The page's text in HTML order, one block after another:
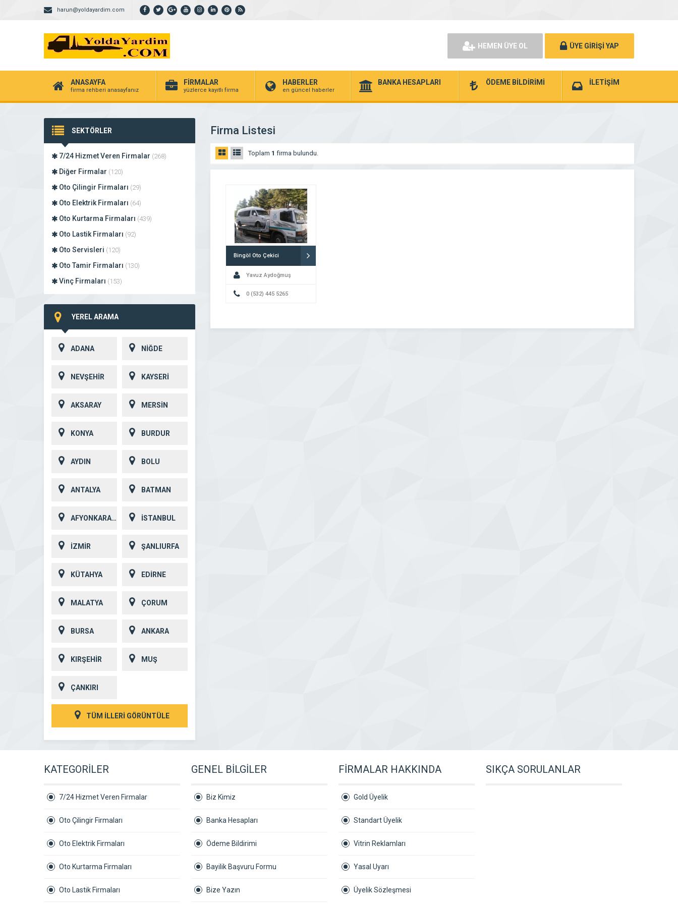
harun@yoldayardim.com
HEMEN ÜYE OL ÜYE GİRİŞİ YAP
ANASAYFA
firma rehberi anasayfanız
FİRMALAR
yüzlerce kayıtlı firma
HABERLER
en güncel haberler
BANKA HESAPLARI ÖDEME BİLDİRİMİ İLETİŞİM
SEKTÖRLER
7/24 Hizmet Veren Firmalar (268)
Diğer Firmalar (120)
Oto Çilingir Firmaları (29)
Oto Elektrik Firmaları (64)
Oto Kurtarma Firmaları (439)
Oto Lastik Firmaları (92)
Oto Servisleri (120)
Oto Tamir Firmaları (130)
Vinç Firmaları (153)
YEREL ARAMA
ADANA NİĞDE
NEVŞEHİR KAYSERİ
AKSARAY MERSİN
KONYA BURDUR
AYDIN BOLU
ANTALYA BATMAN
AFYONKARAHİSAR İSTANBUL
İZMİR ŞANLIURFA
KÜTAHYA EDİRNE
MALATYA ÇORUM
BURSA ANKARA
KIRŞEHİR MUŞ
ÇANKIRI
TÜM İLLERİ GÖRÜNTÜLE
Firma Listesi
Toplam 1 firma bulundu.
Bingöl Oto Çekici
Yavuz Aydoğmuş
0 (532) 445 5265
KATEGORİLER
7/24 Hizmet Veren Firmalar
Oto Çilingir Firmaları
Oto Elektrik Firmaları
Oto Kurtarma Firmaları
Oto Lastik Firmaları
GENEL BİLGİLER
Biz Kimiz
Banka Hesapları
Ödeme Bildirimi
Bayilik Başvuru Formu
Bize Yazın
FİRMALAR HAKKINDA
Gold Üyelik
Standart Üyelik
Vitrin Reklamları
Yasal Uyarı
Üyelik Sözleşmesi
SIKÇA SORULANLAR